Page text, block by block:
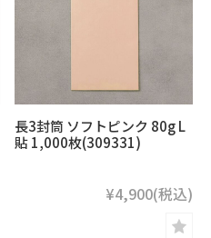
長3封筒 ソフトピンク 80g L
貼 1,000枚(309331)
¥4,900(税込)